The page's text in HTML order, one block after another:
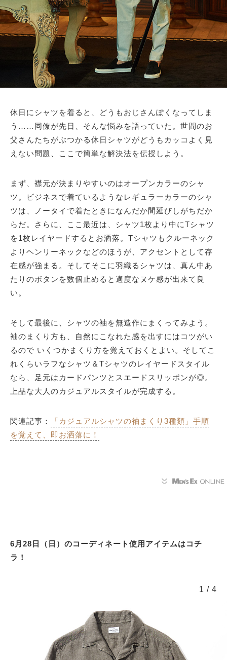
休日にシャツを着ると、どうもおじさんぽくなってしま
う……同僚が先日、そんな悩みを語っていた。世間のお
父さんたちがぶつかる休日シャツがどうもカッコよく見
えない問題、ここで簡単な解決法を伝授しよう。
まず、襟元が決まりやすいのはオープンカラーのシャ
ツ。ビジネスで着ているようなレギュラーカラーのシャ
ツは、ノータイで着たときになんだか間延びしがちだか
らだ。さらに、ここ最近は、シャツ1枚より中にTシャツ
を1枚レイヤードするとお洒落。Tシャツもクルーネック
よりヘンリーネックなどのほうが、アクセントとして存
在感が強まる。そしてそこに羽織るシャツは、真ん中あ
たりのボタンを数個止めると適度なヌケ感が出来て良
い。
そして最後に、シャツの袖を無造作にまくってみよう。
袖のまくり方も、自然にこなれた感を出すにはコツがい
るので いくつかまくり方を覚えておくとよい。そしてこ
れくらいラフなシャツ＆Tシャツのレイヤードスタイル
なら、足元はカードパンツとスエードスリッポンが◎。
上品な大人のカジュアルスタイルが完成する。
関連記事：
「カジュアルシャツの袖まくり3種類」手順
を覚えて、即お洒落に！
6月28日（日）のコーディネート使用アイテムはコチ
ラ！
1 / 4